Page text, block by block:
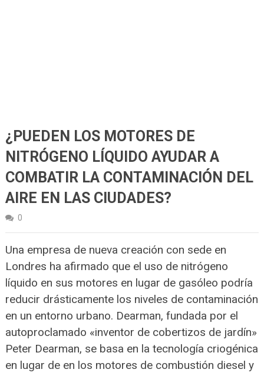
¿PUEDEN LOS MOTORES DE
NITRÓGENO LÍQUIDO AYUDAR A
COMBATIR LA CONTAMINACIÓN DEL
AIRE EN LAS CIUDADES?
0
Una empresa de nueva creación con sede en
Londres ha afirmado que el uso de nitrógeno
líquido en sus motores en lugar de gasóleo podría
reducir drásticamente los niveles de contaminación
en un entorno urbano. Dearman, fundada por el
autoproclamado «inventor de cobertizos de jardín»
Peter Dearman, se basa en la tecnología criogénica
en lugar de en los motores de combustión diesel y